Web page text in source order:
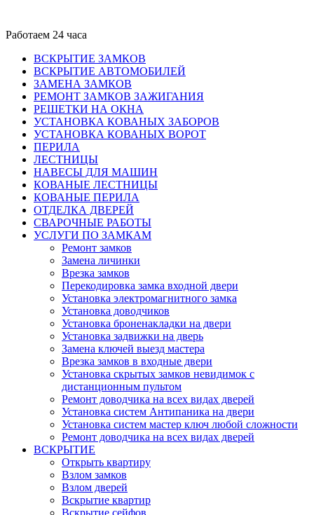
Работаем 24 часа
ВСКРЫТИЕ ЗАМКОВ
ВСКРЫТИЕ АВТОМОБИЛЕЙ
ЗАМЕНА ЗАМКОВ
РЕМОНТ ЗАМКОВ ЗАЖИГАНИЯ
РЕШЕТКИ НА ОКНА
УСТАНОВКА КОВАНЫХ ЗАБОРОВ
УСТАНОВКА КОВАНЫХ ВОРОТ
ПЕРИЛА
ЛЕСТНИЦЫ
НАВЕСЫ ДЛЯ МАШИН
КОВАНЫЕ ЛЕСТНИЦЫ
КОВАНЫЕ ПЕРИЛА
ОТДЕЛКА ДВЕРЕЙ
СВАРОЧНЫЕ РАБОТЫ
УСЛУГИ ПО ЗАМКАМ
Ремонт замков
Замена личинки
Врезка замков
Перекодировка замка входной двери
Установка электромагнитного замка
Установка доводчиков
Установка броненакладки на двери
Установка задвижки на дверь
Замена ключей выезд мастера
Врезка замков в входные двери
Установка скрытых замков невидимок с
дистанционным пультом
Ремонт доводчика на всех видах дверей
Установка систем Антипаника на двери
Установка систем мастер ключ любой сложности
Ремонт доводчика на всех видах дверей
ВСКРЫТИЕ
Открыть квартиру
Взлом замков
Взлом дверей
Вскрытие квартир